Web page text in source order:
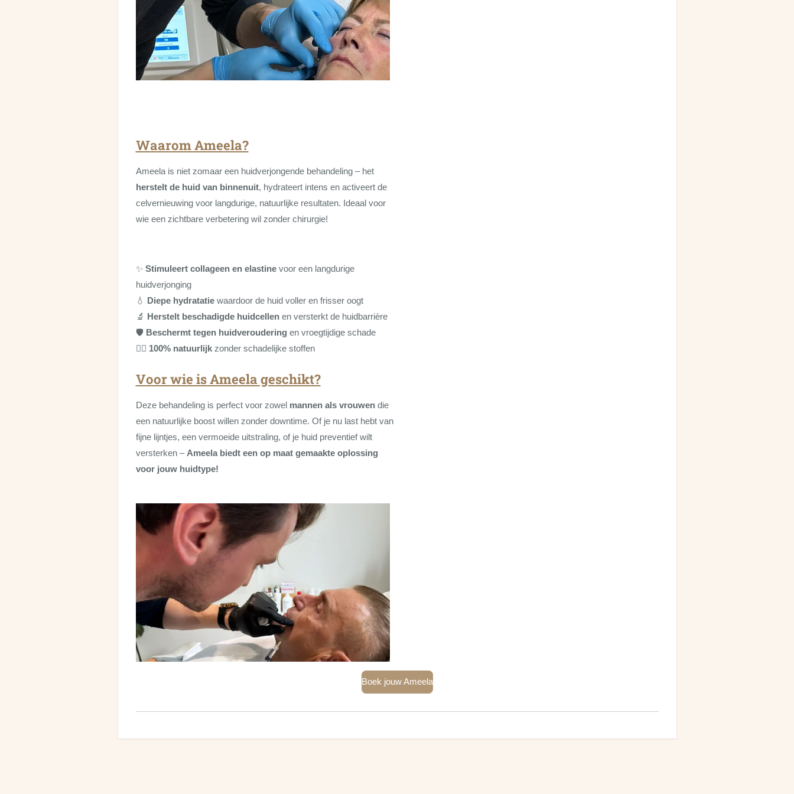
n
Waarom Ameela?
Ameela is niet zomaar een huidverjongende behandeling – het
herstelt de huid van binnenuit, hydrateert intens en activeert de
celvernieuwing voor langdurige, natuurlijke resultaten. Ideaal voor
wie een zichtbare verbetering wil zonder chirurgie!
✨ Stimuleert collageen en elastinevoor een langdurige
huidverjonging
💧 Diepe hydratatiewaardoor de huid voller en frisser oogt
🔬 Herstelt beschadigde huidcellenen versterkt de huidbarrière
🛡️ Beschermt tegen huidveroudering en vroegtijdige schade
💆‍♀️ 100% natuurlijkzonder schadelijke stoffen
Voor wie is Ameela geschikt?
Deze behandeling is perfect voor zowel mannen als vrouwendie
een natuurlijke boost willen zonder downtime. Of je nu last hebt van
fijne lijntjes, een vermoeide uitstraling, of je huid preventief wilt
versterken – Ameela biedt een op maat gemaakte oplossing
voor jouw huidtype!
Boek jouw Ameela